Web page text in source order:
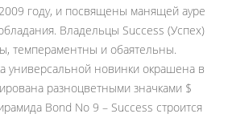
году, и посвящены манящей ауре
Владельцы Success (Успех)
темпераментны и обаятельны.
универсальной новинки окрашена в
разноцветными значками $
Bond No 9 – Success строится